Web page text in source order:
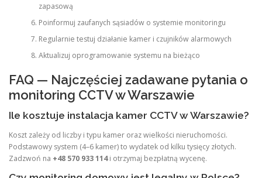
zapasową
Poinformuj zaufanych sąsiadów o systemie monitoringu
Regularnie testuj działanie kamer i czujników alarmowych
Aktualizuj oprogramowanie systemu na bieżąco
FAQ — Najczęściej zadawane pytania o
monitoring CCTV w Warszawie
Ile kosztuje instalacja kamer CCTV w Warszawie?
Koszt zależy od liczby i typu kamer oraz wielkości nieruchomości.
Podstawowy system (4–6 kamer) to wydatek od kilku tysięcy złotych.
Zadzwoń na +48 570 933 114i otrzymaj bezpłatną wycenę.